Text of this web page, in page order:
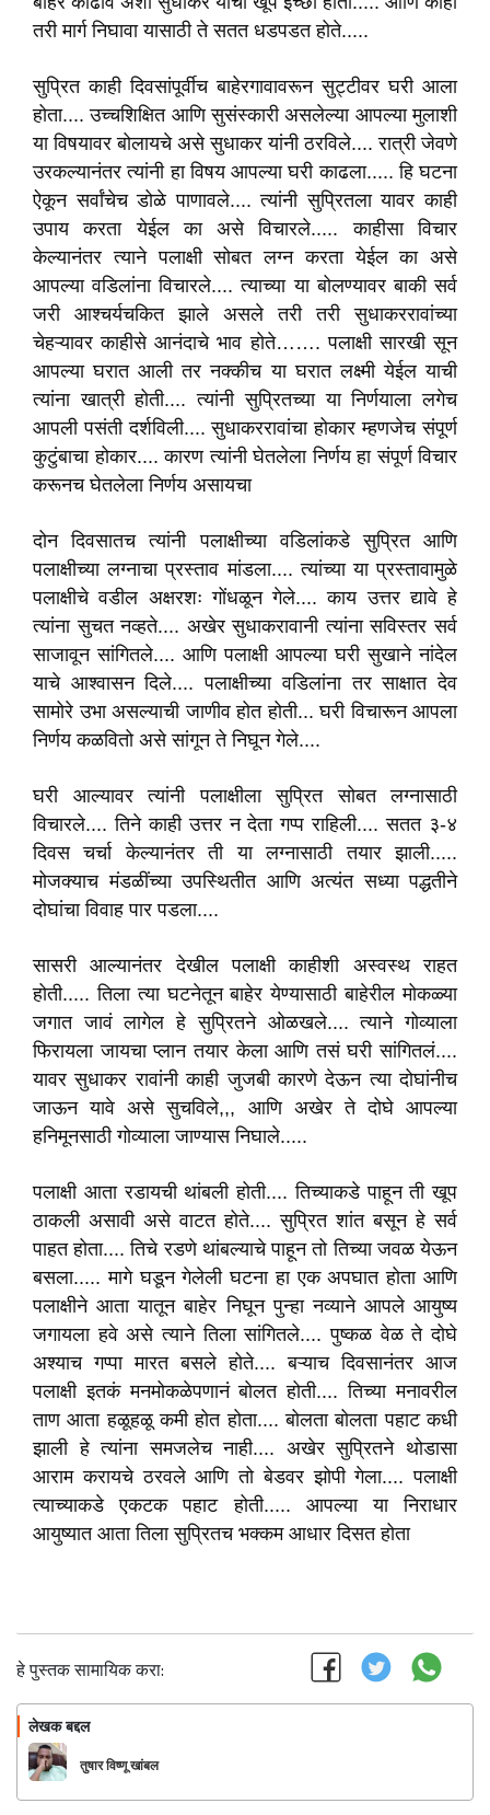
तरी मार्ग निघावा यासाठी ते सतत धडपडत होते.....
सुप्रित काही दिवसांपूर्वीच बाहेरगावावरून सुट्टीवर घरी आला
होता.... उच्चशिक्षित आणि सुसंस्कारी असलेल्या आपल्या मुलाशी
या विषयावर बोलायचे असे सुधाकर यांनी ठरविले.... रात्री जेवणे
उरकल्यानंतर त्यांनी हा विषय आपल्या घरी काढला..... हि घटना
ऐकून सर्वांचेच डोळे पाणावले.... त्यांनी सुप्रितला यावर काही
उपाय करता येईल का असे विचारले..... काहीसा विचार
केल्यानंतर त्याने पलाक्षी सोबत लग्न करता येईल का असे
आपल्या वडिलांना विचारले.... त्याच्या या बोलण्यावर बाकी सर्व
जरी आश्चर्यचकित झाले असले तरी तरी सुधाकररावांच्या
चेहऱ्यावर काहीसे आनंदाचे भाव होते……. पलाक्षी सारखी सून
आपल्या घरात आली तर नक्कीच या घरात लक्ष्मी येईल याची
त्यांना खात्री होती.... त्यांनी सुप्रितच्या या निर्णयाला लगेच
आपली पसंती दर्शविली.... सुधाकररावांचा होकार म्हणजेच संपूर्ण
कुटुंबाचा होकार.... कारण त्यांनी घेतलेला निर्णय हा संपूर्ण विचार
करूनच घेतलेला निर्णय असायचा
दोन दिवसातच त्यांनी पलाक्षीच्या वडिलांकडे सुप्रित आणि
पलाक्षीच्या लग्नाचा प्रस्ताव मांडला.... त्यांच्या या प्रस्तावामुळे
पलाक्षीचे वडील अक्षरशः गोंधळून गेले.... काय उत्तर द्यावे हे
त्यांना सुचत नव्हते.... अखेर सुधाकरावानी त्यांना सविस्तर सर्व
साजावून सांगितले.... आणि पलाक्षी आपल्या घरी सुखाने नांदेल
याचे आश्वासन दिले.... पलाक्षीच्या वडिलांना तर साक्षात देव
सामोरे उभा असल्याची जाणीव होत होती... घरी विचारून आपला
निर्णय कळवितो असे सांगून ते निघून गेले....
घरी आल्यावर त्यांनी पलाक्षीला सुप्रित सोबत लग्नासाठी
विचारले.... तिने काही उत्तर न देता गप्प राहिली.... सतत ३-४
दिवस चर्चा केल्यानंतर ती या लग्नासाठी तयार झाली.....
मोजक्याच मंडळींच्या उपस्थितीत आणि अत्यंत सध्या पद्धतीने
दोघांचा विवाह पार पडला....
सासरी आल्यानंतर देखील पलाक्षी काहीशी अस्वस्थ राहत
होती..... तिला त्या घटनेतून बाहेर येण्यासाठी बाहेरील मोकळ्या
जगात जावं लागेल हे सुप्रितने ओळखले.... त्याने गोव्याला
फिरायला जायचा प्लान तयार केला आणि तसं घरी सांगितलं....
यावर सुधाकर रावांनी काही जुजबी कारणे देऊन त्या दोघांनीच
जाऊन यावे असे सुचविले,,, आणि अखेर ते दोघे आपल्या
हनिमूनसाठी गोव्याला जाण्यास निघाले.....
पलाक्षी आता रडायची थांबली होती.... तिच्याकडे पाहून ती खूप
ठाकली असावी असे वाटत होते.... सुप्रित शांत बसून हे सर्व
पाहत होता.... तिचे रडणे थांबल्याचे पाहून तो तिच्या जवळ येऊन
बसला..... मागे घडून गेलेली घटना हा एक अपघात होता आणि
पलाक्षीने आता यातून बाहेर निघून पुन्हा नव्याने आपले आयुष्य
जगायला हवे असे त्याने तिला सांगितले.... पुष्कळ वेळ ते दोघे
अश्याच गप्पा मारत बसले होते.... बऱ्याच दिवसानंतर आज
पलाक्षी इतकं मनमोकळेपणानं बोलत होती.... तिच्या मनावरील
ताण आता हळूहळू कमी होत होता.... बोलता बोलता पहाट कधी
झाली हे त्यांना समजलेच नाही.... अखेर सुप्रितने थोडासा
आराम करायचे ठरवले आणि तो बेडवर झोपी गेला.... पलाक्षी
त्याच्याकडे एकटक पहाट होती..... आपल्या या निराधार
आयुष्यात आता तिला सुप्रितच भक्कम आधार दिसत होता
हे पुस्तक सामायिक करा:
लेखक बद्दल
तुषार विष्णू खांबल